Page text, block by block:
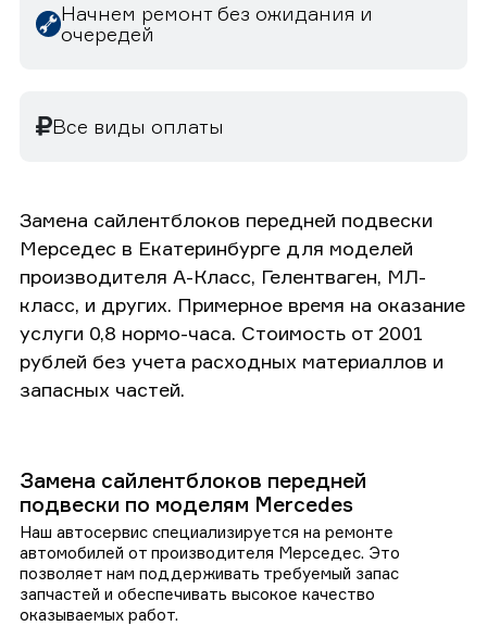
Начнем ремонт без ожидания и
очередей
Все виды оплаты
Замена сайлентблоков передней подвески
Мерседес в Екатеринбурге для моделей
производителя А-Класс, Гелентваген, МЛ-
класс, и других. Примерное время на оказание
услуги 0,8 нормо-часа. Стоимость от 2001
рублей без учета расходных материаллов и
запасных частей.
Замена сайлентблоков передней
подвески по моделям Mercedes
Наш автосервис специализируется на ремонте
автомобилей от производителя Мерседес. Это
позволяет нам поддерживать требуемый запас
запчастей и обеспечивать высокое качество
оказываемых работ.